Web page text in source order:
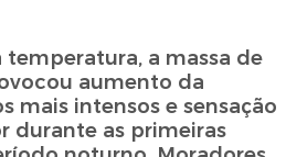
a massa de
aumento da
mais intensos e sensação
durante as primeiras